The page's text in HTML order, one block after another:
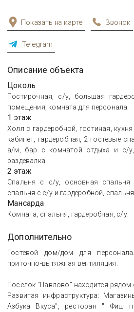
Показать на карте Звонок
Telegram
Описание объекта
Цоколь
Постирочная, с/у, большая
помещения, комната для персонала.
1 этаж
Холл с гардеробной, гостиная,
кабинет, гардеробная, 2 гостевые
а/м, бар с комнатой отдыха и с/
раздевалка.
2 этаж
Спальня с с/у, основная спальня
спальня с с/у и гардеробной,
Мансарда
Комната, спальня, гардеробная, с/у.
Дополнительно
Гостевой дом/дом для
приточно-вытяжная вентиляция.
Поселок "Павлово" находится рядом
Развитая инфраструктура:
Азбука Вкуса", ресторан " Фиш